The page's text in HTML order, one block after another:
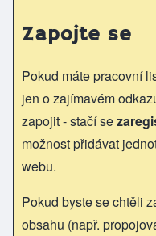
Zapojte se
Pokud máte pracovní
jen o zajímavém
zapojit - stačí se
možnost přidávat
webu.
Pokud byste se chtěli
obsahu (např.